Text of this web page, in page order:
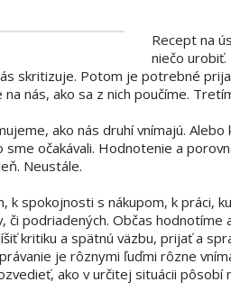
Recept na
niečo
skritizuje. Potom je potrebné
nás, ako sa z nich poučíme.
ako nás druhí vnímajú.
sme očakávali. Hodnotenie a
Neustále.
k spokojnosti s nákupom, k práci,
či podriadených. Občas
kritiku a spätnú väzbu, prijať a
je rôznymi ľuďmi rôzne
ako v určitej situácii pôsobí